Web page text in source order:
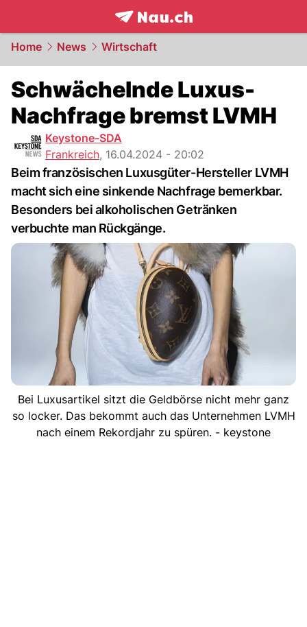
frontpage.NAU.ch
Home News Wirtschaft
Schwächelnde Luxus-
Nachfrage bremst LVMH
Keystone-SDA
Frankreich, 16.04.2024 - 20:02
Beim französischen Luxusgüter-Hersteller LVMH
macht sich eine sinkende Nachfrage bemerkbar.
Besonders bei alkoholischen Getränken
verbuchte man Rückgänge.
Bei Luxusartikel sitzt die Geldbörse nicht mehr ganz
so locker. Das bekommt auch das Unternehmen LVMH
nach einem Rekordjahr zu spüren. - keystone